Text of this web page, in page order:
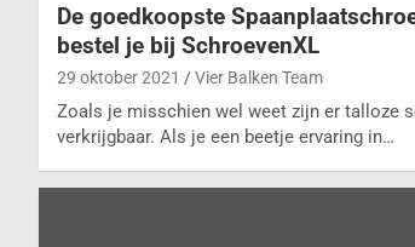
De goedkoopste
bestel je bij SchroevenXL
29 oktober 2021 Vier Balken Team
Zoals je misschien wel weet zijn er talloze
verkrijgbaar. Als je een beetje ervaring in…